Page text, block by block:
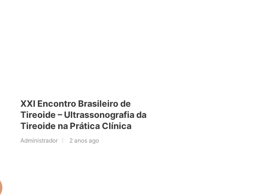
XXI Encontro Brasileiro de
Tireoide – Ultrassonografia da
Tireoide na Prática Clínica
Administrador 2 anos ago